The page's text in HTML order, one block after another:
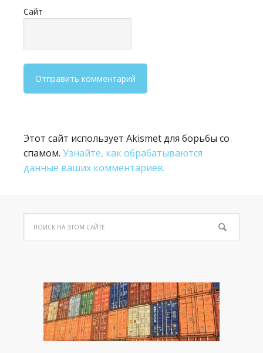
Сайт
Этот сайт использует Akismet для борьбы со
спамом. Узнайте, как обрабатываются
данные ваших комментариев.